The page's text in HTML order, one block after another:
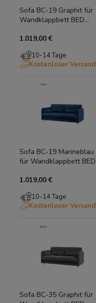
Sofa BC-19 Graphit für
Wandklappbett BED
160x200
1.019,00 €
10-14 Tage
Kostenloser Versand
Sofa BC-19 Marineblau
für Wandklappbett BED
160x200
1.019,00 €
10-14 Tage
Kostenloser Versand
Sofa BC-35 Graphit für